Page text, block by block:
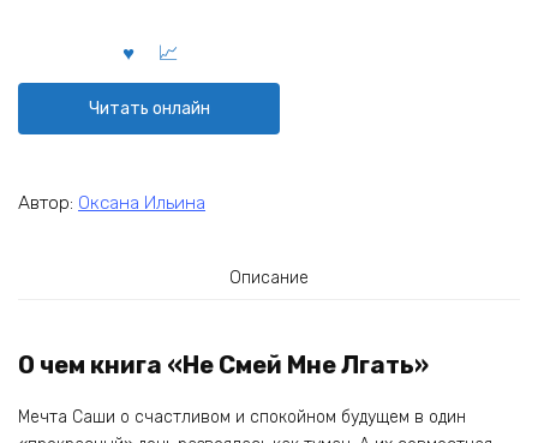
Читать онлайн
Автор: Оксана Ильина
Описание
О чем книга «Не Смей Мне Лгать»
Мечта Саши о счастливом и спокойном будущем в один